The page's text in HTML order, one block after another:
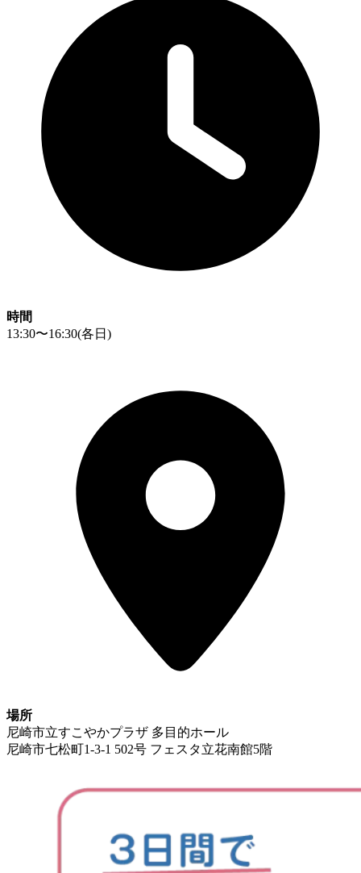
時間
13:30〜16:30(各日)
場所
尼崎市立すこやかプラザ 多目的ホール
尼崎市七松町1-3-1 502号 フェスタ立花南館5階